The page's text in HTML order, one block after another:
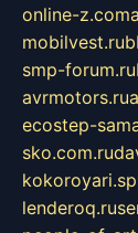
online-z.com
mobilvest.ru
smp-forum.ru
avrmotors.ru
ecostep-
sko.com.ru
lenderoq.ru